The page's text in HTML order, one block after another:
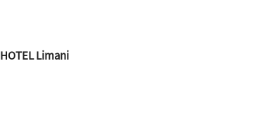
HOTEL Limani